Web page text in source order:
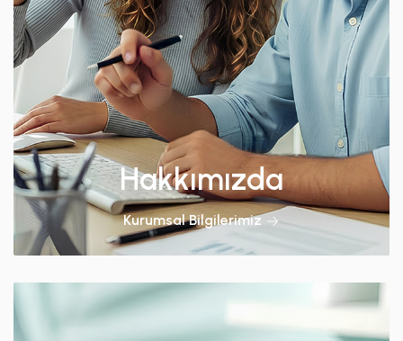
Hakkımızda
Kurumsal Bilgilerimiz